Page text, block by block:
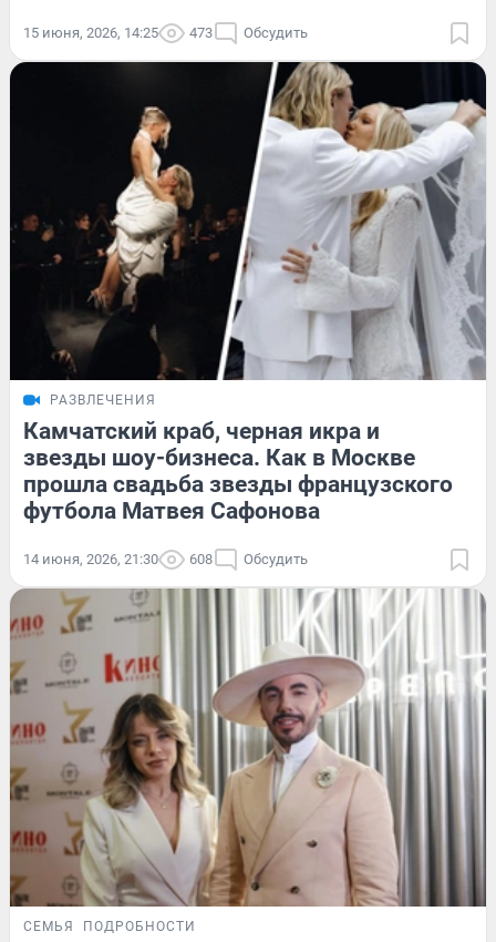
15 июня, 2026, 14:25 473 Обсудить
РАЗВЛЕЧЕНИЯ
Камчатский краб, черная икра и
звезды шоу-бизнеса. Как в Москве
прошла свадьба звезды французского
футбола Матвея Сафонова
14 июня, 2026, 21:30 608 Обсудить
СЕМЬЯ ПОДРОБНОСТИ